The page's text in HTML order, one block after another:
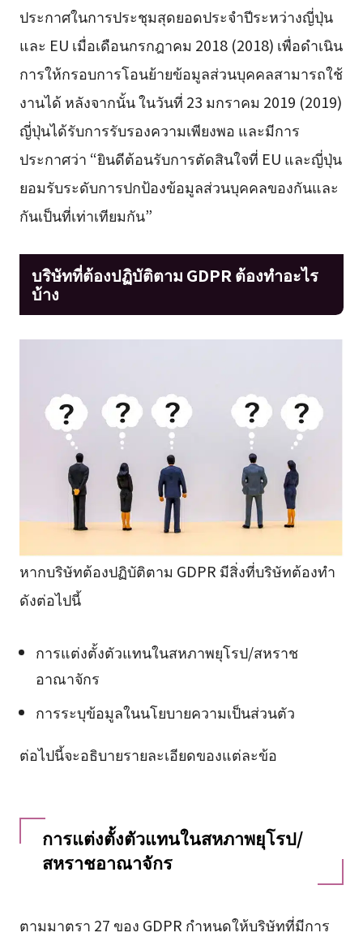
ประกาศในการประชุมสุดยอดประจำปีระหว่างญี่ปุ่น
และ EU เมื่อเดือนกรกฎาคม 2018 (2018) เพื่อดำเนิน
การให้กรอบการโอนย้ายข้อมูลส่วนบุคคลสามารถใช้
งานได้ หลังจากนั้น ในวันที่ 23 มกราคม 2019 (2019)
ญี่ปุ่นได้รับการรับรองความเพียงพอ และมีการ
ประกาศว่า “ยินดีต้อนรับการตัดสินใจที่ EU และญี่ปุ่น
ยอมรับระดับการปกป้องข้อมูลส่วนบุคคลของกันและ
กันเป็นที่เท่าเทียมกัน”
บริษัทที่ต้องปฏิบัติตาม GDPR ต้องทำอะไร
บ้าง
หากบริษัทต้องปฏิบัติตาม GDPR มีสิ่งที่บริษัทต้องทำ
ดังต่อไปนี้
การแต่งตั้งตัวแทนในสหภาพยุโรป/สหราช
อาณาจักร
การระบุข้อมูลในนโยบายความเป็นส่วนตัว
ต่อไปนี้จะอธิบายรายละเอียดของแต่ละข้อ
การแต่งตั้งตัวแทนในสหภาพยุโรป/
สหราชอาณาจักร
ตามมาตรา 27 ของ GDPR กำหนดให้บริษัทที่มีการ